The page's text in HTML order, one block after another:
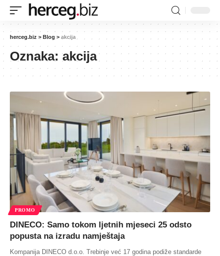
herceg.biz > Blog > akcija
Oznaka:akcija
PROMO
DINECO: Samo tokom ljetnih mjeseci 25 odsto
popusta na izradu namještaja
Kompanija DINECO d.o.o. Trebinje već 17 godina podiže standarde